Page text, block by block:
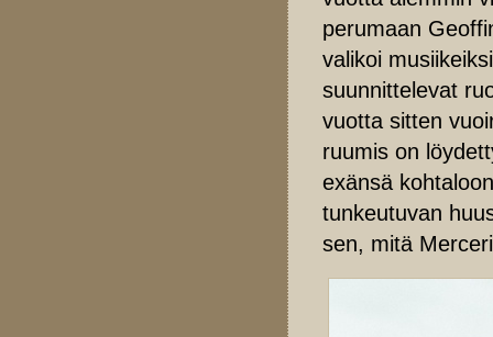
perumaan
valikoi
suunnittelevat
vuotta sitten
ruumis on
exänsä
tunkeutuvan
sen, mitä